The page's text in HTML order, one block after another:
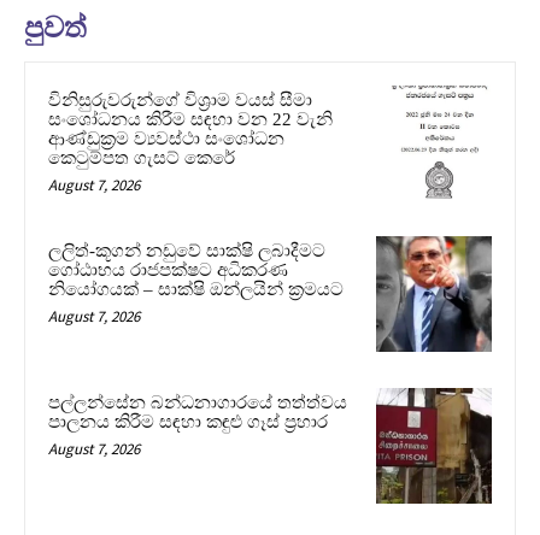
පුවත්
විනිසුරුවරුන්ගේ විශ්‍රාම වයස් සීමා
සංශෝධනය කිරීම සඳහා වන 22 වැනි
ආණ්ඩුක්‍රම ව්‍යවස්ථා සංශෝධන
කෙටුම්පත ගැසට් කෙරේ
August 7, 2026
ලලිත්-කූගන් නඩුවේ සාක්ෂි ලබාදීමට
ගෝඨාභය රාජපක්ෂට අධිකරණ
නියෝගයක් – සාක්ෂි ඔන්ලයින් ක්‍රමයට
August 7, 2026
පල්ලන්සේන බන්ධනාගාරයේ තත්ත්වය
පාලනය කිරීම සඳහා කඳුළු ගෑස් ප්‍රහාර
August 7, 2026